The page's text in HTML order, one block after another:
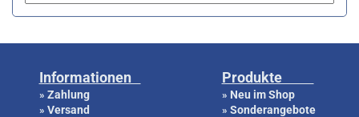
Informationen
» Zahlung
» Versand
Produkte
» Neu im Shop
» Sonderangebote